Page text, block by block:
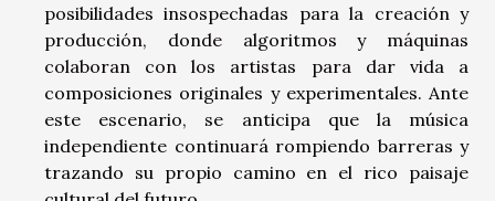
posibilidades insospechadas para la creación y
producción, donde algoritmos y máquinas
colaboran con los artistas para dar vida a
composiciones originales y experimentales. Ante
este escenario, se anticipa que la música
independiente continuará rompiendo barreras y
trazando su propio camino en el rico paisaje